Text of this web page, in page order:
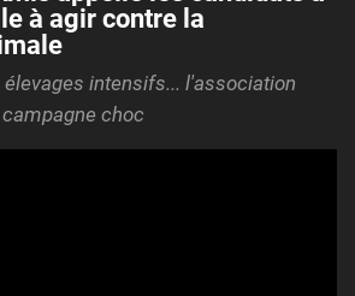
à agir contre la
élevages intensifs... l'association
choc